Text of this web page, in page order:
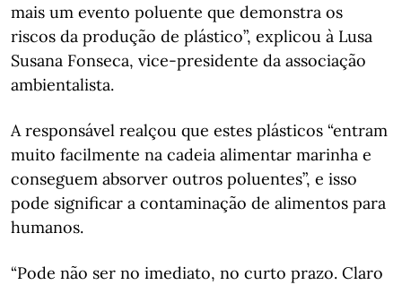
mais um evento poluente que demonstra os
riscos da produção de plástico”, explicou à Lusa
Susana Fonseca, vice-presidente da associação
ambientalista.
A responsável realçou que estes plásticos “entram
muito facilmente na cadeia alimentar marinha e
conseguem absorver outros poluentes”, e isso
pode significar a contaminação de alimentos para
humanos.
“Pode não ser no imediato, no curto prazo. Claro